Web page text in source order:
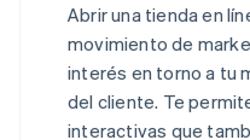
Abrir una tienda en
movimiento de
interés en torno a tu
del cliente. Te
interactivas que